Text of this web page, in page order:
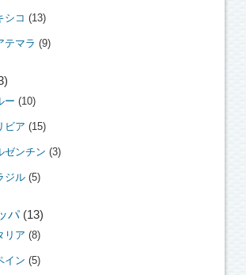
シコ (13)
テマラ (9)
ー (10)
ビア (15)
ゼンチン (3)
ジル(5)
パ(13)
リア (8)
イン (5)